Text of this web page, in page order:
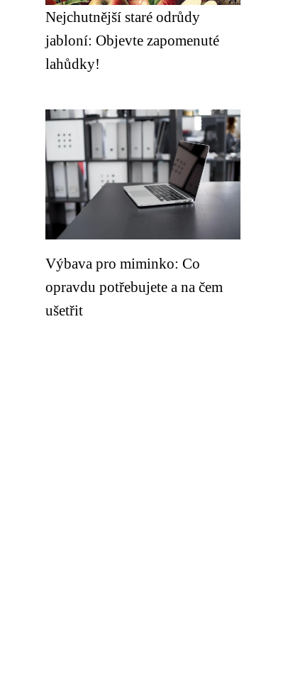
Nejchutnější staré odrůdy
jabloní: Objevte zapomenuté
lahůdky!
Výbava pro miminko: Co
opravdu potřebujete a na čem
ušetřit